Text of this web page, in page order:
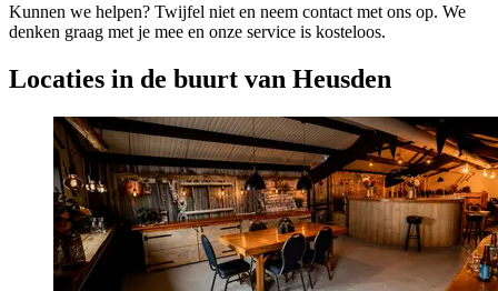
Kunnen we helpen? Twijfel niet en neem contact met ons op. We
denken graag met je mee en onze service is kosteloos.
Locaties in de buurt van Heusden